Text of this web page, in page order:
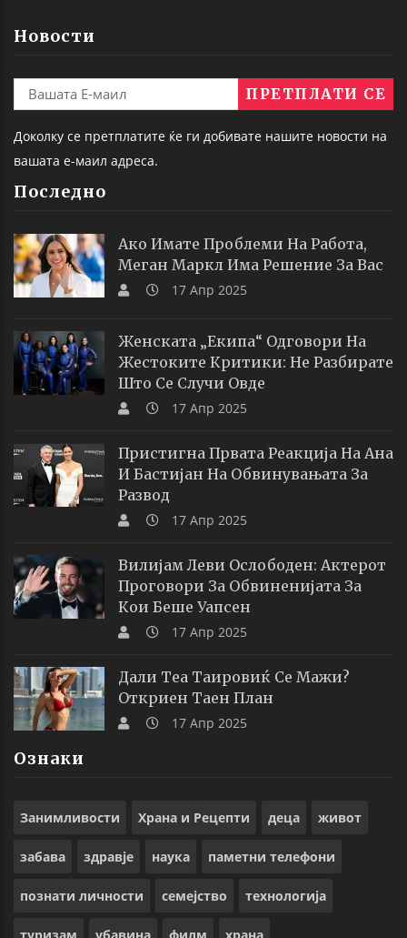
Новости
Доколку се претплатите ќе ги добивате нашите новости на
вашата е-маил адреса.
Последно
Ако Имате Проблеми На Работа,
Меган Маркл Има Решение За Вас
17 Апр 2025
Женската „екипа“ Одговори На
Жестоките Критики: Не Разбирате
Што Се Случи Овде
17 Апр 2025
Пристигна Првата Реакција На Ана
И Бастијан На Обвинувањата За
Развод
17 Апр 2025
Вилијам Леви Ослободен: Актерот
Проговори За Обвиненијата За
Кои Беше Уапсен
17 Апр 2025
Дали Теа Таировиќ Се Мажи?
Откриен Таен План
17 Апр 2025
Ознаки
Занимливости Храна и Рецепти деца живот
забава здравје наука паметни телефони
познати личности семејство технологија
туризам убавина филм храна